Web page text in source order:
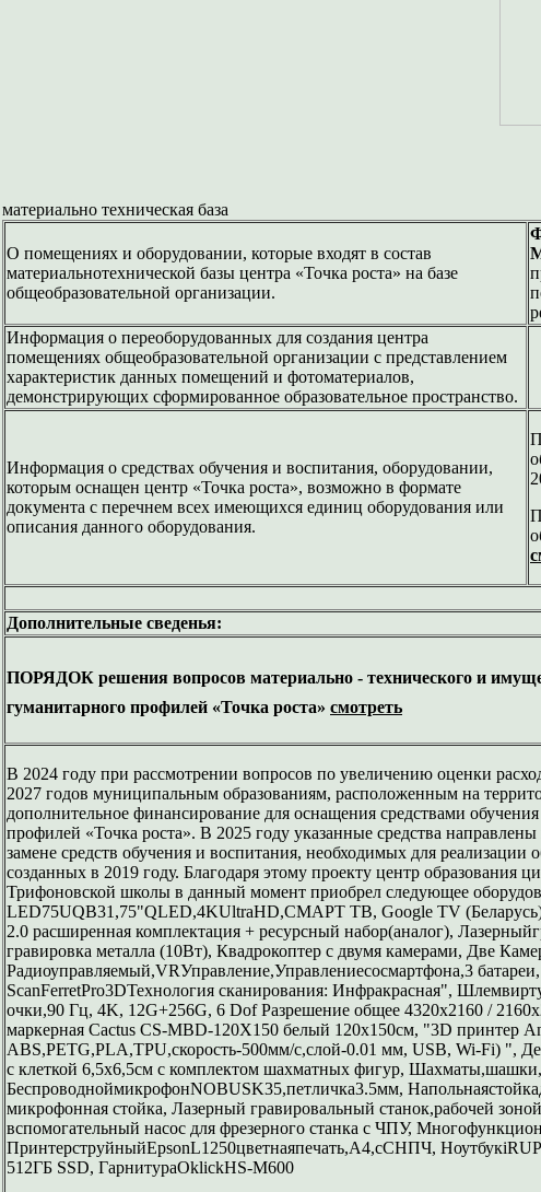
материально техническая база
О помещениях и оборудовании, которые входят в состав
материальнотехнической базы центра «Точка роста» на базе
общеобразовательной организации.
Информация о переоборудованных для создания центра
помещениях общеобразовательной организации с представлением
характеристик данных помещений и фотоматериалов,
демонстрирующих сформированное образовательное пространство.
Информация о средствах обучения и воспитания, оборудовании,
которым оснащен центр «Точка роста», возможно в формате
документа с перечнем всех имеющихся единиц оборудования или
описания данного оборудования.
Дополнительные сведенья:
ПОРЯДОК решения вопросов материально - технического и
гуманитарного профилей «Точка роста» смотреть
В 2024 году при рассмотрении вопросов по увеличению оценки
2027 годов муниципальным образованиям, расположенным на
дополнительное финансирование для оснащения средствами
профилей «Точка роста». В 2025 году указанные средства
замене средств обучения и воспитания, необходимых для реализации
созданных в 2019 году. Благодаря этому проекту центр образования
Трифоновской школы в данный момент приобрел следующее
LED75UQB31,75"QLED,4KUltraHD,СМАРТ ТВ, Google TV (Беларусь)
2.0 расширенная комплектация + ресурсный набор(аналог),
гравировка металла (10Вт), Квадрокоптер с двумя камерами, Две
Радиоуправляемый,VRУправление,Управлениесосмартфона,3
ScanFerretPro3DТехнология сканирования: Инфракрасная",
очки,90 Гц, 4K, 12G+256G, 6 Dof Разрешение общее 4320x2160 /
маркерная Cactus CS-MBD-120X150 белый 120x150см, "3D принтер
ABS,PETG,PLA,TPU,скорость-500мм/с,слой-0.01 мм, USB, Wi-Fi) ",
с клеткой 6,5х6,5см с комплектом шахматных фигур,
БеспроводноймикрофонNOBUSK35,петличка3.5мм,
микрофонная стойка, Лазерный гравировальный станок,рабочей
вспомогательный насос для фрезерного станка с ЧПУ,
ПринтерструйныйEpsonL1250цветнаяпечать,A4,сСНПЧ,
512ГБ SSD, ГарнитураOklickHS-M600